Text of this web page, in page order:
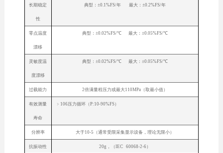
长期稳定
性
典型：±0.1%FS/年 最大：±0.2%FS/年
零点温度
漂移
典型：±0.02%FS/℃ 最大：±0.05%FS/℃
灵敏度温
度漂移
典型：±0.02%FS/℃ 最大：±0.05%FS/℃
过载能力 2倍满量程压力或最大110MPa（取最小值）
有效测量
寿命
﹥106压力循环（P:10-90%FS）
分辨率 大于10-5（通常受限采集显示设备，理论无限小）
抗振动性 20g，（IEC 60068-2-6）